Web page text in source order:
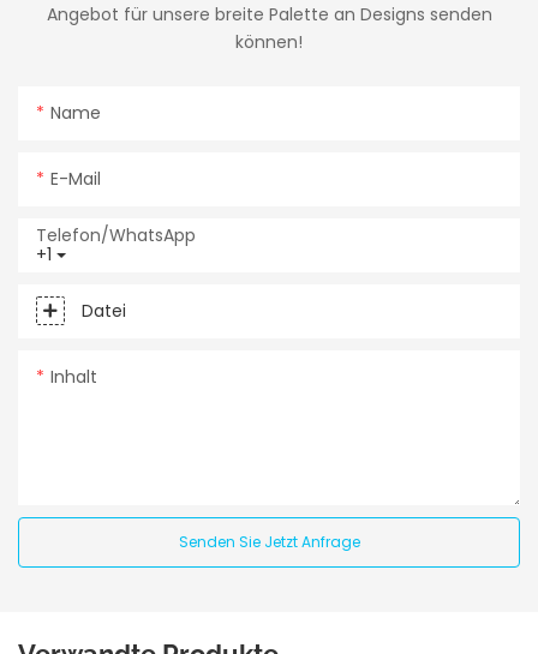
Angebot für unsere breite Palette an Designs senden
können!
Name
E-Mail
+1
Telefon/WhatsApp
Datei
Inhalt
Senden Sie Jetzt Anfrage